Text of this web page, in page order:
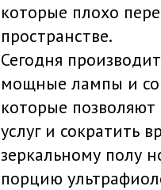
которые плохо
пространстве.
Сегодня
мощные лампы и
которые позволяют
услуг и сократить
зеркальному полу
порцию